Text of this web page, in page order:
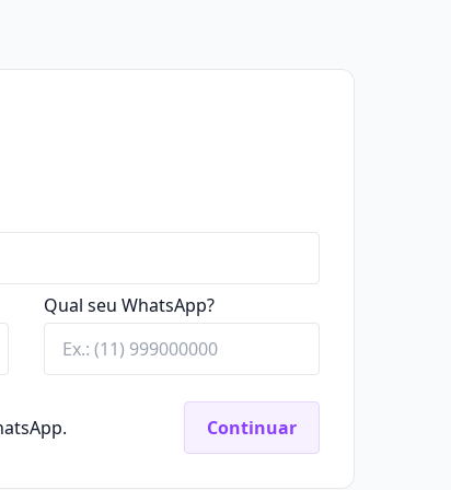
Qual seu WhatsApp?
Continuar